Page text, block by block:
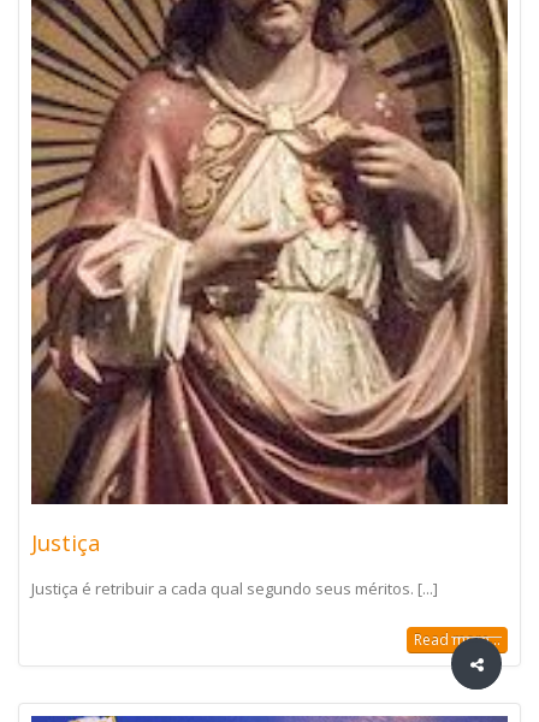
Justiça
Justiça é retribuir a cada qual segundo seus méritos. [...]
Read more...